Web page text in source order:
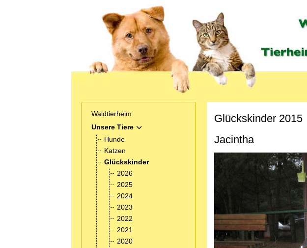
Waldtierheim
Unsere Tiere
MOD_MENU_TOGGLE_SUBMENU_LABEL
Hunde
Katzen
Glückskinder
2026
2025
2024
2023
2022
2021
2020
Glückskinder 2015
Jacintha